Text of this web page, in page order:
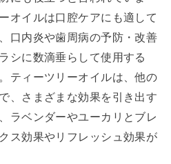
オイルは口腔ケアにも適して
口内炎や歯周病の予防・改善
シに数滴垂らして使用する
ティーツリーオイルは、他の
、さまざまな効果を引き出す
ラベンダーやユーカリとブレ
ス効果やリフレッシュ効果が